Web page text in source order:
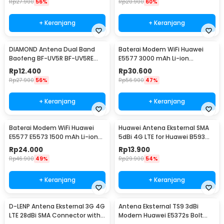
Rp27.900 56%
+ Keranjang
Rp20.900 60%
+ Keranjang
DIAMOND Antena Dual Band
Baofeng BF-UV5R BF-UV5RE
UV-82 BF-888s UFO-1 - SRH805S
Rp12.400
Rp27.900 56%
+ Keranjang
Baterai Modem WiFi Huawei
E5577 3000 mAh Li-ion
Polymer Replacement -
HB824666RBC
Rp30.600
Rp56.900 47%
+ Keranjang
Baterai Modem WiFi Huawei
E5577 E5573 1500 mAh Li-ion
Replacement - HB434666RBC
Rp24.000
Rp46.900 49%
+ Keranjang
Huawei Antena Eksternal SMA
5dBi 4G LTE for Huawei B593
B880 B310 B890
Rp13.900
Rp29.900 54%
+ Keranjang
D-LENP Antena Eksternal 3G 4G
LTE 28dBi SMA Connector with
Antena Eksternal TS9 3dBi
Modem Huawei E5372s Bolt